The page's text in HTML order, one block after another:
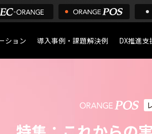
ション 導入事例・課題解決例 DX推進支